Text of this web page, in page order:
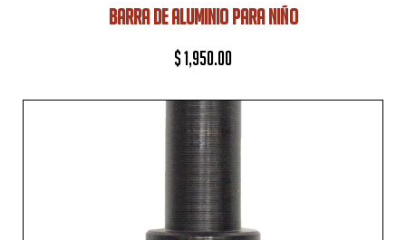
BARRA DE ALUMINIO PARA NIÑO
$1,950.00